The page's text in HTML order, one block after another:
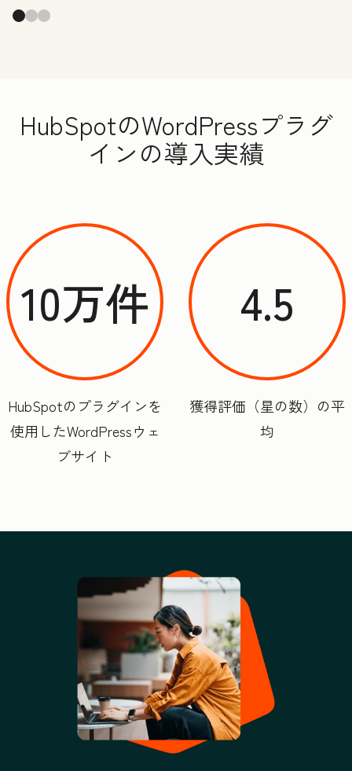
HubSpotのWordPressプラグ
インの導入実績
10万件
HubSpotのプラグインを
使用したWordPressウェ
ブサイト
4.5
獲得評価（星の数）の平
均